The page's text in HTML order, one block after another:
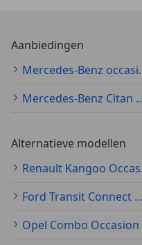
Aanbiedingen
Mercedes-
Alternatieve modellen
Ford Transit Connect Occasion
Opel Combo Occasion